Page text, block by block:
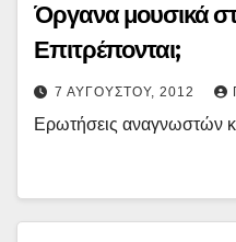
Όργανα μουσικά
Επιτρέπονται;
7 ΑΥΓΟΎΣΤΟΥ, 2012
Ερωτήσεις αναγνωστών